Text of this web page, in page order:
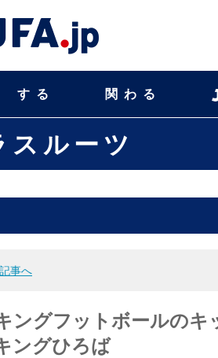
する 関わる
スルーツ
事へ
ングフットボールのキ
ングひろば